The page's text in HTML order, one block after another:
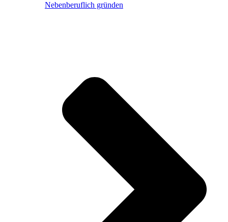
Nebenberuflich gründen